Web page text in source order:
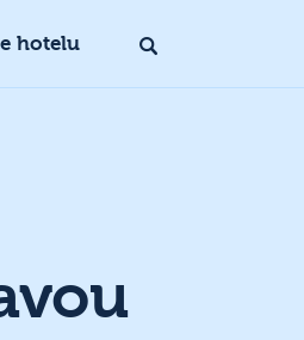
hotelu